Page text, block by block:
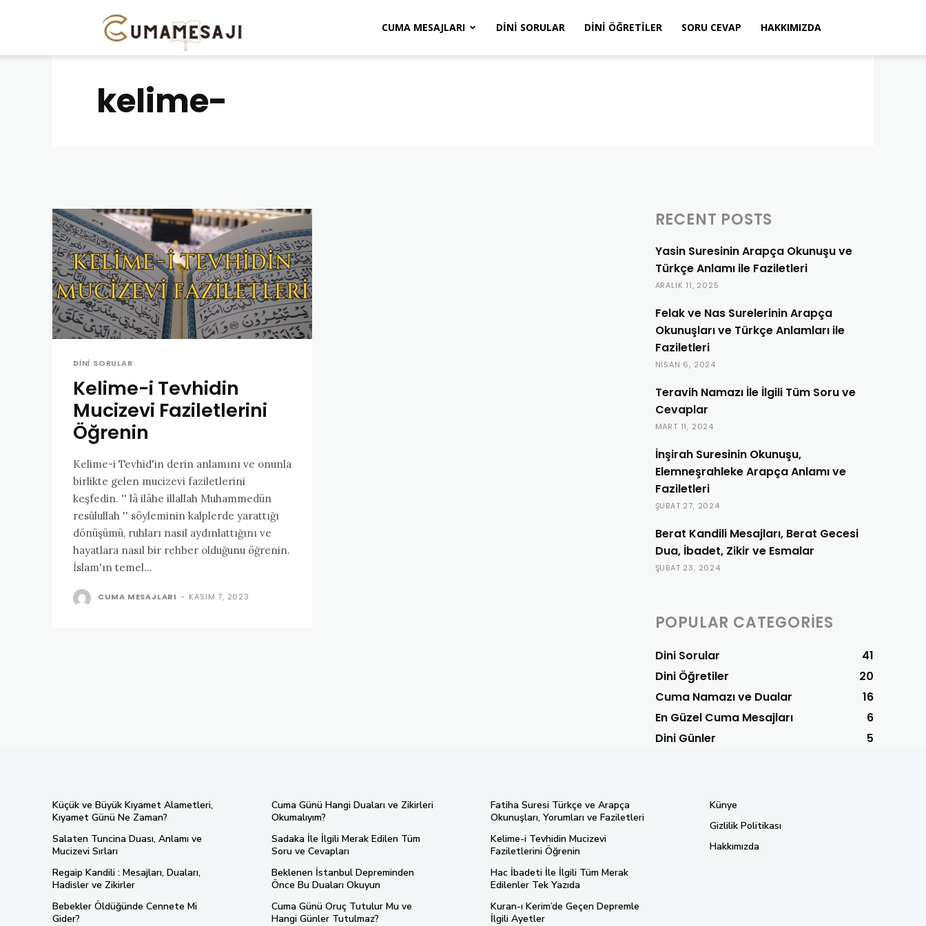
CUMA MESAJLARI DINI SORULAR DINI ÖĞRETILER SORU CEVAP HAKKIMIZDA
kelime-
DINI SORULAR
Kelime-i Tevhidin
Mucizevi Faziletlerini
Öğrenin
Kelime-i Tevhid'in derin anlamını ve onunla
birlikte gelen mucizevi faziletlerini
keşfedin. '' lâ ilâhe illallah Muhammedün
resûlullah '' söyleminin kalplerde yarattığı
dönüşümü, ruhları nasıl aydınlattığını ve
hayatlara nasıl bir rehber olduğunu öğrenin.
İslam'ın temel...
CUMA MESAJLARI - KASIM 7, 2023
RECENT POSTS
Yasin Suresinin Arapça Okunuşu ve
Türkçe Anlamı ile Faziletleri
ARALIK 11, 2025
Felak ve Nas Surelerinin Arapça
Okunuşları ve Türkçe Anlamları ile
Faziletleri
NISAN 6, 2024
Teravih Namazı İle İlgili Tüm Soru ve
Cevaplar
MART 11, 2024
İnşirah Suresinin Okunuşu,
Elemneşrahleke Arapça Anlamı ve
Faziletleri
ŞUBAT 27, 2024
Berat Kandili Mesajları, Berat Gecesi
Dua, İbadet, Zikir ve Esmalar
ŞUBAT 23, 2024
POPULAR CATEGORIES
Dini Sorular
41
Dini Öğretiler
20
Cuma Namazı ve Dualar
16
En Güzel Cuma Mesajları
6
Dini Günler
5
Küçük ve Büyük Kıyamet Alametleri,
Kıyamet Günü Ne Zaman?
Salaten Tuncina Duası, Anlamı ve
Mucizevi Sırları
Regaip Kandili : Mesajları, Duaları,
Hadisler ve Zikirler
Bebekler Öldüğünde Cennete Mi
Gider?
Cuma Günü Hangi Duaları ve Zikirleri
Okumalıyım?
Sadaka İle İlgili Merak Edilen Tüm
Soru ve Cevapları
Beklenen İstanbul Depreminden
Önce Bu Duaları Okuyun
Cuma Günü Oruç Tutulur Mu ve
Hangi Günler Tutulmaz?
Fatiha Suresi Türkçe ve Arapça
Okunuşları, Yorumları ve Faziletleri
Kelime-i Tevhidin Mucizevi
Faziletlerini Öğrenin
Hac İbadeti İle İlgili Tüm Merak
Edilenler Tek Yazıda
Kuran-ı Kerim’de Geçen Depremle
İlgili Ayetler
Künye
Gizlilik Politikası
Hakkımızda